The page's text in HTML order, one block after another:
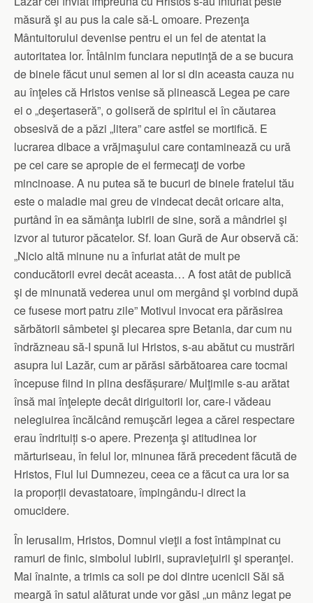
măsură şi au pus la cale să-L omoare. Prezenţa
Mântuitorului devenise pentru ei un fel de atentat la
autoritatea lor. Întâlnim funciara neputinţă de a se bucura
de binele făcut unui semen al lor si din aceasta cauza nu
au înţeles că Hristos venise să plinească Legea pe care
ei o „deşertaseră”, o goliseră de spiritul ei în căutarea
obsesivă de a păzi „litera” care astfel se mortifică. E
lucrarea dibace a vrăjmaşului care contaminează cu ură
pe cei care se apropie de ei fermecaţi de vorbe
mincinoase. A nu putea să te bucuri de binele fratelui tău
este o maladie mai greu de vindecat decât oricare alta,
purtând în ea sămânţa iubirii de sine, soră a mândriei şi
izvor al tuturor păcatelor. Sf. Ioan Gură de Aur observă că:
„Nicio altă minune nu a înfuriat atât de mult pe
conducătorii evrei decât aceasta… A fost atât de publică
şi de minunată vederea unui om mergând şi vorbind după
ce fusese mort patru zile” Motivul invocat era părăsirea
sărbătorii sâmbetei şi plecarea spre Betania, dar cum nu
îndrăzneau să-I spună lui Hristos, s-au abătut cu mustrări
asupra lui Lazăr, cum ar părăsi sărbătoarea care tocmai
începuse fiind in plina desfășurare/ Mulţimile s-au arătat
însă mai înţelepte decât diriguitorii lor, care-i vădeau
nelegiuirea încălcând remuşcări legea a cărei respectare
erau îndrituiți s-o apere. Prezenţa şi atitudinea lor
mărturiseau, în felul lor, minunea fără precedent făcută de
Hristos, Fiul lui Dumnezeu, ceea ce a făcut ca ura lor sa
ia proporții devastatoare, împingându-i direct la
omucidere.
În Ierusalim, Hristos, Domnul vieţii a fost întâmpinat cu
ramuri de finic, simbolul iubirii, supravieţuirii şi speranţei.
Mai înainte, a trimis ca soli pe doi dintre ucenicii Săi să
meargă în satul alăturat unde vor găsi „un mânz legat pe